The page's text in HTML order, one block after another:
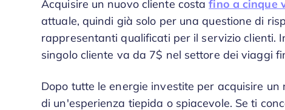
Acquisire un nuovo cliente costafino a cinque
attuale, quindi già solo per una questione di
rappresentanti qualificati per il servizio clienti.
singolo cliente va da 7$ nel settore dei viaggi
Dopo tutte le energie investite per acquisire
di un'esperienza tiepida o spiacevole. Se ti